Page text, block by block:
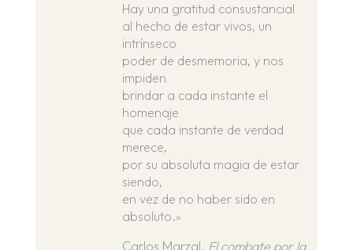
Hay una gratitud consustancial
al hecho de estar vivos, un
intrínseco
poder de desmemoria, y nos
impiden
brindar a cada instante el
homenaje
que cada instante de verdad
merece,
por su absoluta magia de estar
siendo,
en vez de no haber sido en
absoluto.»
Carlos Marzal. El combate por la